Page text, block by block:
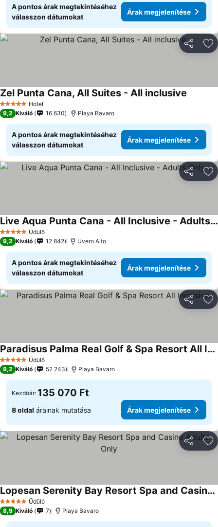
A pontos árak megtekintéséhez
válasszon dátumokat
Árak megjelenítése
5 KategóriaHotel
Zel Punta Cana, All Suites - All inclusive
9,2 Kiváló 16 630 Playa Bavaro
A pontos árak megtekintéséhez
válasszon dátumokat
Árak megjelenítése
5 KategóriaÜdülő
Live Aqua Punta Cana - All Inclusive - Adults Only
9,2 Kiváló 12 842 Uvero Alto
A pontos árak megtekintéséhez
válasszon dátumokat
Árak megjelenítése
5 KategóriaÜdülő
Paradisus Palma Real Golf & Spa Resort All Inclusive
9,2 Kiváló 52 243 Playa Bavaro
Kezdőár: 135 070 Ft
8 oldal árainak mutatása Árak megjelenítése
5 KategóriaÜdülő
Lopesan Serenity Bay Resort Spa and Casino Adults Only
8,9 Kiváló 7 Playa Bavaro